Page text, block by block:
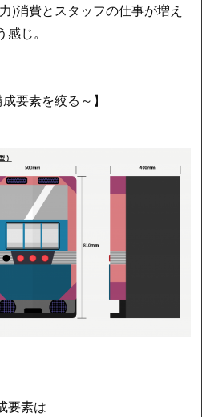
)消費とスタッフの仕事が増え
じ。
要素を絞る～】
要素は